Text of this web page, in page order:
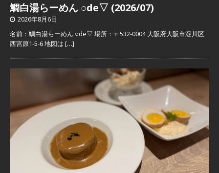
鯛白湯らーめん ○de▽ (2026/07)
2026年8月6日
名前：鯛白湯らーめん ○de▽ 場所：〒532-0004 大阪府大阪市淀川区
西宮原1-5-6 地図は […]